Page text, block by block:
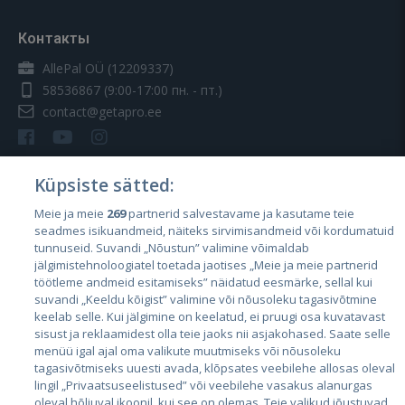
Контакты
AllePal OÜ (12209337)
58536867 (9:00-17:00 пн. - пт.)
contact@getapro.ee
Страны
Эстония
Латвия
Литва
Küpsiste sätted:
Meie ja meie 269partnerid salvestavame ja kasutame teie
seadmes isikuandmeid, näiteks sirvimisandmeid või kordumatuid
tunnuseid. Suvandi „Nõustun” valimine võimaldab
jälgimistehnoloogiatel toetada jaotises „Meie ja meie partnerid
töötleme andmeid esitamiseks” näidatud eesmärke, sellal kui
suvandi „Keeldu kõigist” valimine või nõusoleku tagasivõtmine
keelab selle. Kui jälgimine on keelatud, ei pruugi osa kuvatavast
sisust ja reklaamidest olla teie jaoks nii asjakohased. Saate selle
menüü igal ajal oma valikute muutmiseks või nõusoleku
tagasivõtmiseks uuesti avada, klõpsates veebilehe allosas oleval
lingil „Privaatsuseelistused” või veebilehe vasakus alanurgas